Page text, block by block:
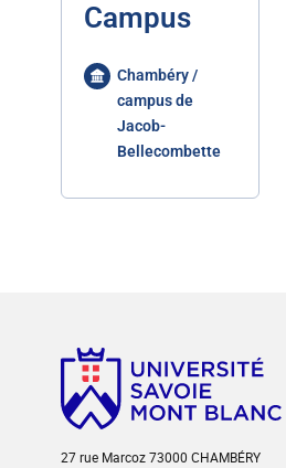
Campus
Chambéry /
campus de
Jacob-
Bellecombette
27 rue Marcoz 73000 CHAMBÉRY